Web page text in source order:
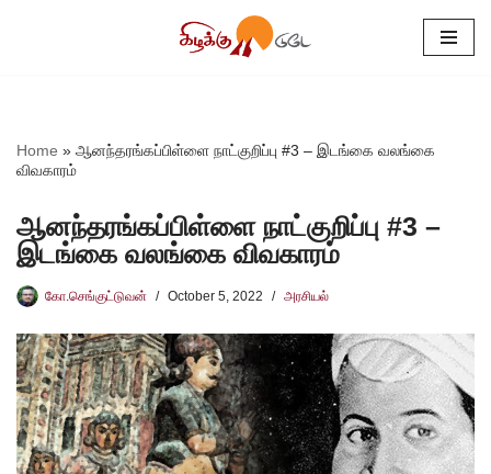
Home » ஆனந்தரங்கப்பிள்ளை நாட்குறிப்பு #3 – இடங்கை வலங்கை
விவகாரம்
ஆனந்தரங்கப்பிள்ளை நாட்குறிப்பு #3 –
இடங்கை வலங்கை விவகாரம்
கோ.செங்குட்டுவன் October 5, 2022 அரசியல்